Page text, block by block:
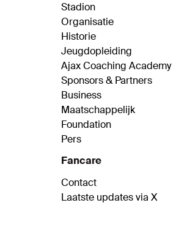
Stadion
Organisatie
Historie
Jeugdopleiding
Ajax Coaching Academy
Sponsors & Partners
Business
Maatschappelijk
Foundation
Pers
Fancare
Contact
Laatste updates via X